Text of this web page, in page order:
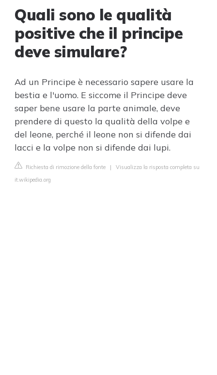
Quali sono le qualità
positive che il principe
deve simulare?
Ad un Principe è necessario sapere usare la
bestia e l'uomo. E siccome il Principe deve
saper bene usare la parte animale, deve
prendere di questo la qualità della volpe e
del leone, perché il leone non si difende dai
lacci e la volpe non si difende dai lupi.
Richiesta di rimozione della fonte | Visualizza la risposta completa su
it.wikipedia.org